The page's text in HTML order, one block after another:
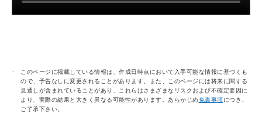
このページに掲載している情報は、作成日時点において入手可能な情報に基づくも
ので、予告なしに変更されることがあります。また、このページには将来に関する
見通しが含まれていることがあり、これらはさまざまなリスクおよび不確定要因に
より、実際の結果と大きく異なる可能性があります。あらかじめ免責事項につき、
ご了承下さい。